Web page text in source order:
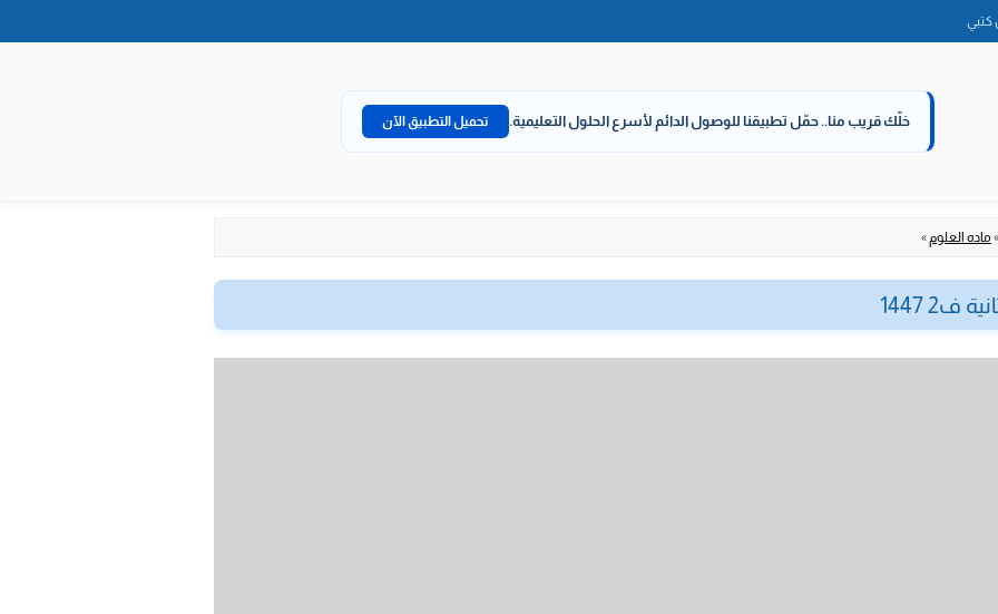
كتبي
خلّك قريب منا.. حمّل تطبيقنا للوصول الدائم لأسرع الحلول التعليمية. تحميل التطبيق الآن
» ماده العلوم »
ف2 1447